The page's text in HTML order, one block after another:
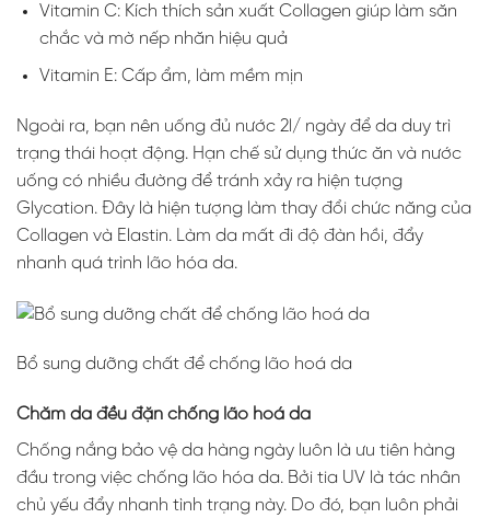
Vitamin C: Kích thích sản xuất Collagen giúp làm săn
chắc và mờ nếp nhăn hiệu quả
Vitamin E: Cấp ẩm, làm mềm mịn
Ngoài ra, bạn nên uống đủ nước 2l/ ngày để da duy trì
trạng thái hoạt động. Hạn chế sử dụng thức ăn và nước
uống có nhiều đường để tránh xảy ra hiện tượng
Glycation. Đây là hiện tượng làm thay đổi chức năng của
Collagen và Elastin. Làm da mất đi độ đàn hồi, đẩy
nhanh quá trình lão hóa da.
Bổ sung dưỡng chất để chống lão hoá da
Chăm da đều đặn chống lão hoá da
Chống nắng bảo vệ da hàng ngày luôn là ưu tiên hàng
đầu trong việc chống lão hóa da. Bởi tia UV là tác nhân
chủ yếu đẩy nhanh tình trạng này. Do đó, bạn luôn phải